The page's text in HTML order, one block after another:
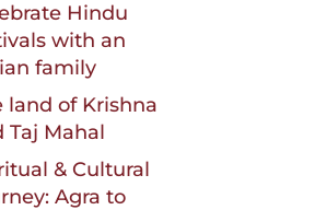
Hindu
with an
family
land of Krishna
Taj Mahal
& Cultural
Agra to